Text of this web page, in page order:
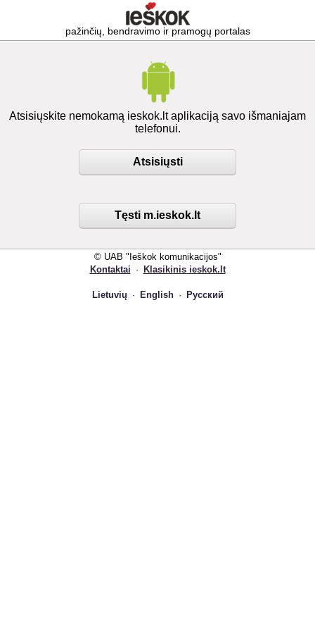
pažinčių, bendravimo ir pramogų portalas
Atsisiųskite nemokamą ieskok.lt aplikaciją savo išmaniajam
telefonui.
Atsisiųsti
Tęsti m.ieskok.lt
© UAB "Ieškok komunikacijos"
Kontaktai · Klasikinis ieskok.lt
Lietuvių · English · Русский